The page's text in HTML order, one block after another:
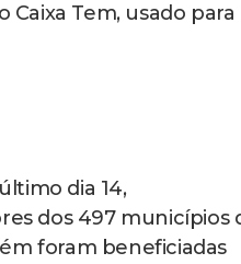
Tem, usado para
dia 14,
dos 497 municípios
foram beneficiadas